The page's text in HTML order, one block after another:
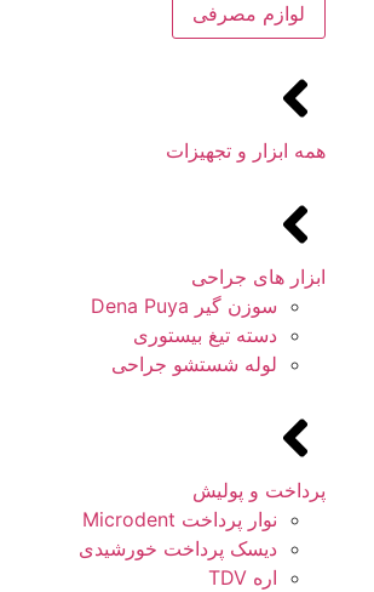
لوازم مصرفی
همه ابزار و تجهیزات
ابزار های جراحی
سوزن گیر Dena Puya
دسته تیغ بیستوری
لوله شستشو جراحی
پرداخت و پولیش
نوار پرداخت Microdent
دیسک پرداخت خورشیدی
اره TDV